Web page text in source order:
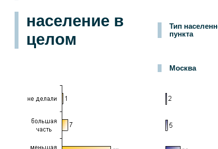
население в
целом
Тип
пункта
Москва